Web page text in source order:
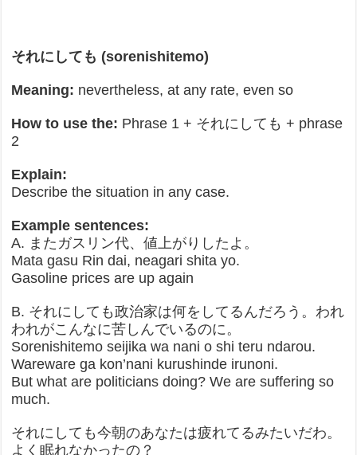
それにしても (sorenishitemo)
Meaning: nevertheless, at any rate, even so
How to use the: Phrase 1 + それにしても + phrase
2
Explain:
Describe the situation in any case.
Example sentences:
A. またガスリン代、値上がりしたよ。
Mata gasu Rin dai, neagari shita yo.
Gasoline prices are up again
B. それにしても政治家は何をしてるんだろう。われ
われがこんなに苦しんでいるのに。
Sorenishitemo seijika wa nani o shi teru ndarou.
Wareware ga kon’nani kurushinde irunoni.
But what are politicians doing? We are suffering so
much.
それにしても今朝のあなたは疲れてるみたいだわ。
よく眠れなかったの？